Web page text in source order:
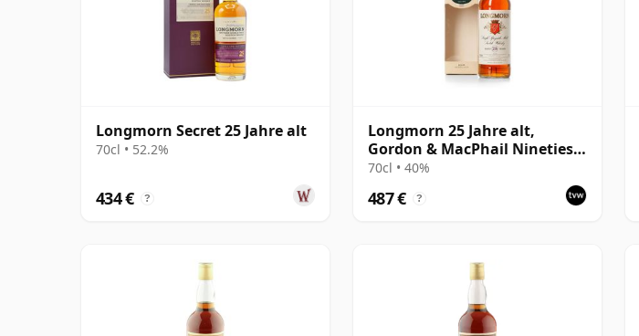
Longmorn Secret 25 Jahre alt
70cl • 52.2%
434 € ?
Longmorn 25 Jahre alt,
Gordon & MacPhail Nineties
Bottling with Box
70cl • 40%
487 € ?